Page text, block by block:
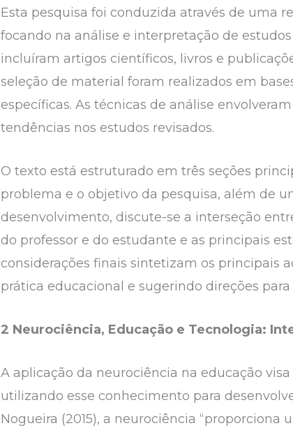
Esta pesquisa foi conduzida através de uma
focando na análise e interpretação de
incluíram artigos científicos, livros e
seleção de material foram realizados em
específicas. As técnicas de análise
tendências nos estudos revisados.
O texto está estruturado em três seções
problema e o objetivo da pesquisa, além de
desenvolvimento, discute-se a interseção
do professor e do estudante e as principais
considerações finais sintetizam os principais
prática educacional e sugerindo direções
2 Neurociência, Educação e Tecnologia:
A aplicação da neurociência na educação
utilizando esse conhecimento para
Nogueira (2015), a neurociência